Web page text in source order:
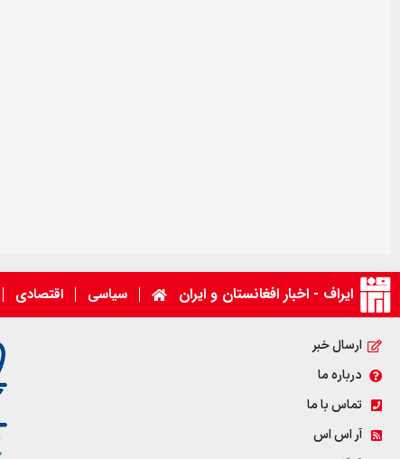
ایراف - اخبار افغانستان و ایران سیاسی اقتصادی
ارسال خبر
درباره ما
تماس با ما
آر اس اس